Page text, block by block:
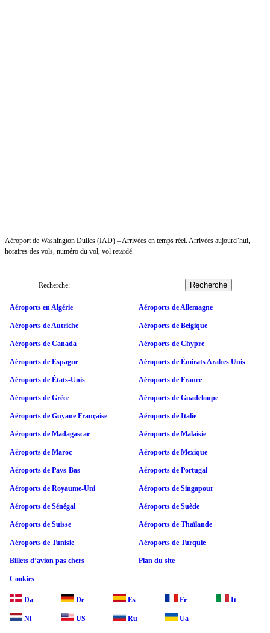
Aéroport de Washington Dulles (IAD) – Arrivées en temps réel. Arrivées aujourd’hui,
horaires des vols, numéro du vol, vol retardé.
Recherche:
Aéroports en Algérie Aéroports de Allemagne
Aéroports de Autriche Aéroports de Belgique
Aéroports de Canada Aéroports de Chypre
Aéroports de Espagne Aéroports de Émirats Arabes Unis
Aéroports de États-Unis Aéroports de France
Aéroports de Grèce Aéroports de Guadeloupe
Aéroports de Guyane Française Aéroports de Italie
Aéroports de Madagascar Aéroports de Malaisie
Aéroports de Maroc Aéroports de Mexique
Aéroports de Pays-Bas Aéroports de Portugal
Aéroports de Royaume-Uni Aéroports de Singapour
Aéroports de Sénégal Aéroports de Suède
Aéroports de Suisse Aéroports de Thaïlande
Aéroports de Tunisie Aéroports de Turquie
Billets d’avion pas chers Plan du site
Cookies
Da De Es Fr It
Nl US Ru Ua